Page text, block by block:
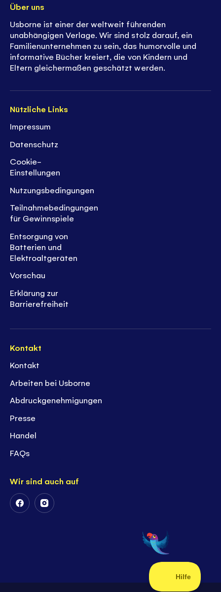
Nützliche Links
Impressum
Datenschutz
Cookie-
Einstellungen
Nutzungsbedingungen
Teilnahmebedingungen
für Gewinnspiele
Entsorgung von
Batterien und
Elektroaltgeräten
Vorschau
Erklärung zur
Barrierefreiheit
Kontakt
Kontakt
Arbeiten bei Usborne
Abdruckgenehmigungen
Presse
Handel
FAQs
Wir sind auch auf
FollowFollow
Über uns
Usborne ist einer der weltweit führenden
unabhängigen Verlage. Wir sind stolz darauf, ein
Familienunternehmen zu sein, das humorvolle und
informative Bücher kreiert, die von Kindern und
Eltern gleichermaßen geschätzt werden.